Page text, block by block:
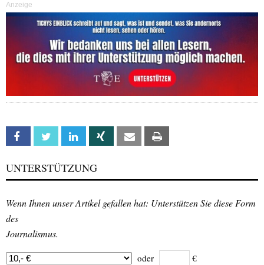
Anzeige
Facebook Twitter Linkedin Xing Email
UNTERSTÜTZUNG
Wenn Ihnen unser Artikel gefallen hat: Unterstützen Sie diese Form
des
Journalismus.
oder €